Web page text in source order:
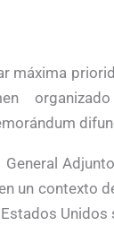
máxima
un contexto